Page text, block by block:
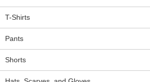
T-Shirts
Pants
Shorts